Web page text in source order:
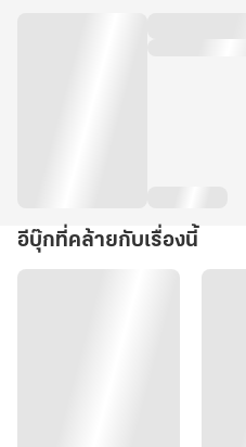
อีบุ๊กที่คล้ายกับเรื่องนี้